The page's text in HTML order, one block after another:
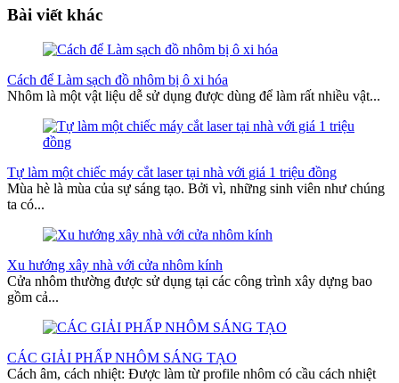
Bài viết khác
Cách để Làm sạch đồ nhôm bị ô xi hóa
Nhôm là một vật liệu dễ sử dụng được dùng để làm rất nhiều vật...
Tự làm một chiếc máy cắt laser tại nhà với giá 1 triệu đồng
Mùa hè là mùa của sự sáng tạo. Bởi vì, những sinh viên như chúng
ta có...
Xu hướng xây nhà với cửa nhôm kính
Cửa nhôm thường được sử dụng tại các công trình xây dựng bao
gồm cả...
CÁC GIẢI PHẤP NHÔM SÁNG TẠO
Cách âm, cách nhiệt: Được làm từ profile nhôm có cầu cách nhiệt